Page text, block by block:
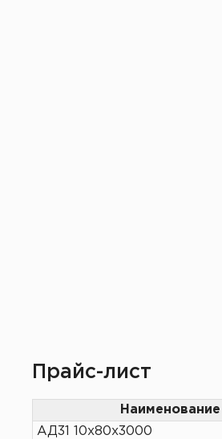
Прайс-лист
Наименование
АД31 10х80х3000